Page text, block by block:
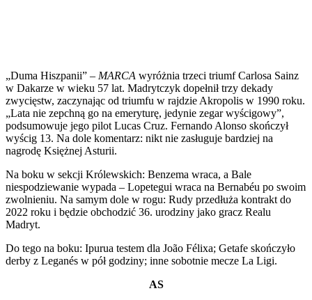
„Duma Hiszpanii” – MARCA wyróżnia trzeci triumf Carlosa Sainz
w Dakarze w wieku 57 lat. Madrytczyk dopełnił trzy dekady
zwycięstw, zaczynając od triumfu w rajdzie Akropolis w 1990 roku.
„Lata nie zepchną go na emeryturę, jedynie zegar wyścigowy”,
podsumowuje jego pilot Lucas Cruz. Fernando Alonso skończył
wyścig 13. Na dole komentarz: nikt nie zasługuje bardziej na
nagrodę Księżnej Asturii.
Na boku w sekcji Królewskich: Benzema wraca, a Bale
niespodziewanie wypada – Lopetegui wraca na Bernabéu po swoim
zwolnieniu. Na samym dole w rogu: Rudy przedłuża kontrakt do
2022 roku i będzie obchodzić 36. urodziny jako gracz Realu
Madryt.
Do tego na boku: Ipurua testem dla João Félixa; Getafe skończyło
derby z Leganés w pół godziny; inne sobotnie mecze La Ligi.
AS